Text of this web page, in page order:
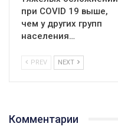
при COVID 19 выше,
чем у других групп
населения…
PREV NEXT
Комментарии